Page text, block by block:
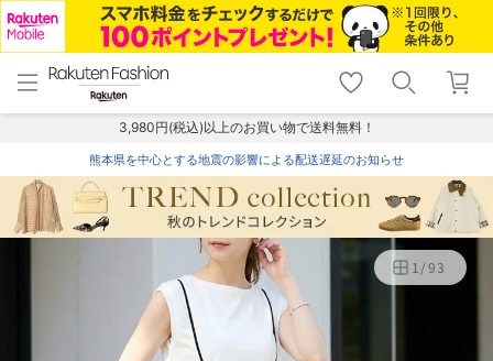
menu home
トップ
shopping_cart lock_outline
ログイン
3,980円(税込)以上のお買い物で送料無料！
熊本県を中心とする地震の影響による配送遅延のお知らせ
1/93